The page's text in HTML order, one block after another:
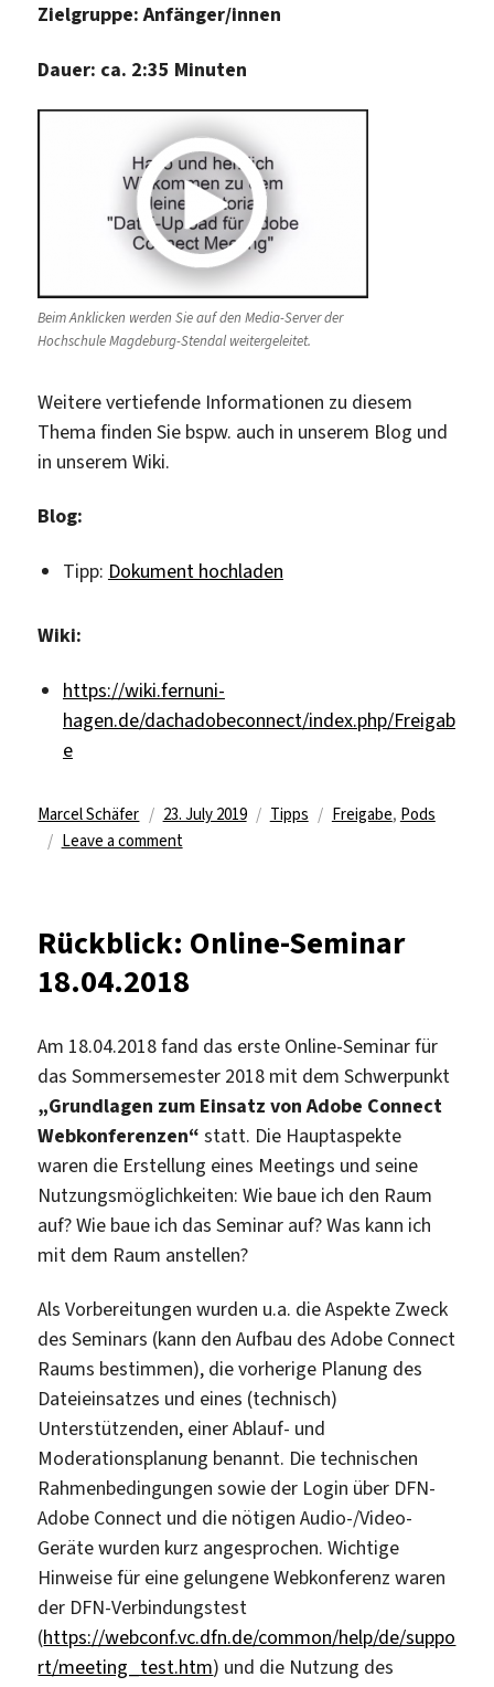
Zielgruppe: Anfänger/innen
Dauer: ca. 2:35 Minuten
Beim Anklicken werden Sie auf den Media-Server der
Hochschule Magdeburg-Stendal weitergeleitet.
Weitere vertiefende Informationen zu diesem
Thema finden Sie bspw. auch in unserem Blog und
in unserem Wiki.
Blog:
Tipp: Dokument hochladen
Wiki:
https://wiki.fernuni-
hagen.de/dachadobeconnect/index.php/Freigab
e
Author
Marcel Schäfer
Posted
on
23. July 2019 Categories
Tipps Tags
Freigabe, Pods
Leave a commenton
zu
Adobe
Connect
Rückblick: Online-Seminar
18.04.2018
Am 18.04.2018 fand das erste Online-Seminar für
das Sommersemester 2018 mit dem Schwerpunkt
„Grundlagen zum Einsatz von Adobe Connect
Webkonferenzen“ statt. Die Hauptaspekte
waren die Erstellung eines Meetings und seine
Nutzungsmöglichkeiten: Wie baue ich den Raum
auf? Wie baue ich das Seminar auf? Was kann ich
mit dem Raum anstellen?
Als Vorbereitungen wurden u.a. die Aspekte Zweck
des Seminars (kann den Aufbau des Adobe Connect
Raums bestimmen), die vorherige Planung des
Dateieinsatzes und eines (technisch)
Unterstützenden, einer Ablauf- und
Moderationsplanung benannt. Die technischen
Rahmenbedingungen sowie der Login über DFN-
Adobe Connect und die nötigen Audio-/Video-
Geräte wurden kurz angesprochen. Wichtige
Hinweise für eine gelungene Webkonferenz waren
der DFN-Verbindungstest
(https://webconf.vc.dfn.de/common/help/de/suppo
rt/meeting_test.htm) und die Nutzung des